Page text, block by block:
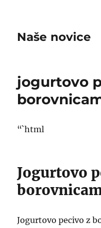
Naše novice
jogurtovo
“`html
Jogurtovo
Jogurtovo pecivo z